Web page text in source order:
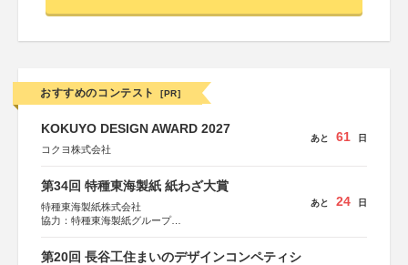
おすすめのコンテスト [PR]
KOKUYO DESIGN AWARD 2027
コクヨ株式会社
あと 61 日
第34回 特種東海製紙 紙わざ大賞
特種東海製紙株式会社
協力：特種東海製紙グループ
あと 24 日
第20回 長谷工住まいのデザインコンペティシ